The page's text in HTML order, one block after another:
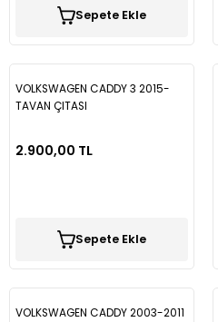
Sepete Ekle
VOLKSWAGEN CADDY 3 2015-
TAVAN ÇITASI
2.900,00 TL
Sepete Ekle
VOLKSWAGEN CADDY 2003-2011